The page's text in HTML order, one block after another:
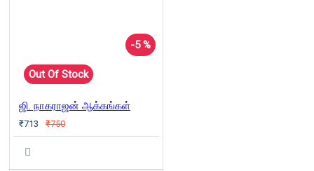
-5 %
Out Of Stock
ஜி. நாகராஜன் ஆக்கங்கள்
₹713 ₹750